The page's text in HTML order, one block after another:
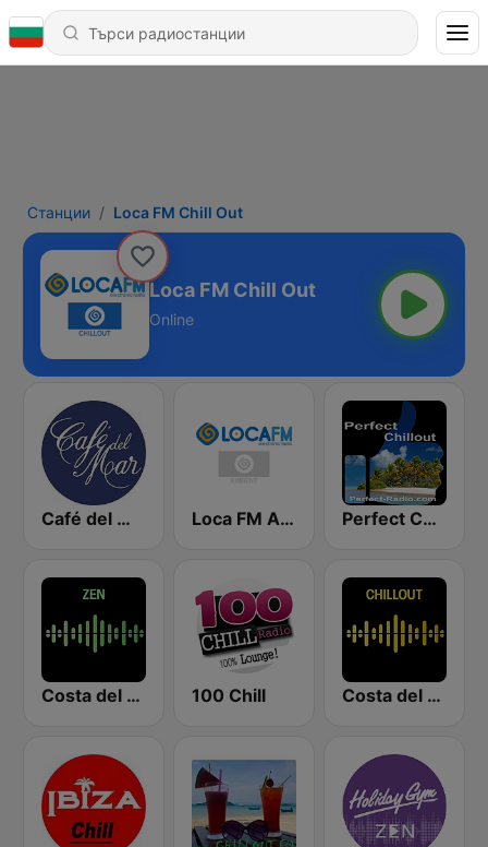
Станции Loca FM Chill Out
Loca FM Chill Out
Online
Café del Mar Chill Loca FM Ambient Perfect Chillout
Costa del Mar Zen 100 Chill Costa del Mar Chillout